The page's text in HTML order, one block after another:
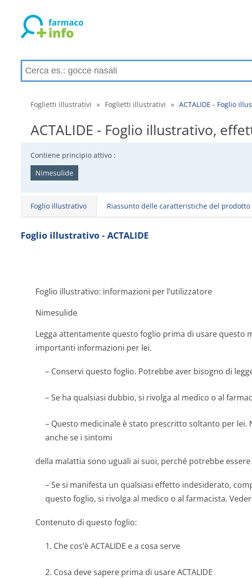
Foglietti illustrativi » Foglietti illustrativi » ACTALIDE - Foglio
ACTALIDE - Foglio illustrativo,
Contiene principio attivo :
Nimesulide
Foglio illustrativo Riassunto delle caratteristiche del prodotto
Foglio illustrativo - ACTALIDE
Foglio illustrativo: informazioni per l’utilizzatore
Nimesulide
Legga attentamente questo foglio prima di usare questo
importanti informazioni per lei.
– Conservi questo foglio. Potrebbe aver bisogno di
– Se ha qualsiasi dubbio, si rivolga al medico o al
– Questo medicinale è stato prescritto soltanto per lei.
anche se i sintomi
della malattia sono uguali ai suoi, perché potrebbe
– Se si manifesta un qualsiasi effetto indesiderato,
questo foglio, si rivolga al medico o al farmacista.
Contenuto di questo foglio:
1. Che cos’è ACTALIDE e a cosa serve
2. Cosa deve sapere prima di usare ACTALIDE